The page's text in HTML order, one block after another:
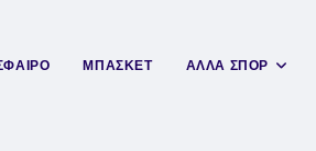
ΜΠΑΣΚΕΤ ΑΛΛΑ ΣΠΟΡ